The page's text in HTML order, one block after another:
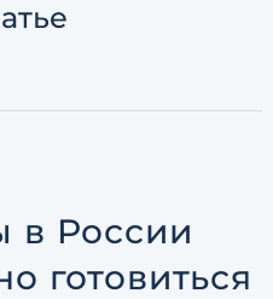
в России
готовиться
Согласен с